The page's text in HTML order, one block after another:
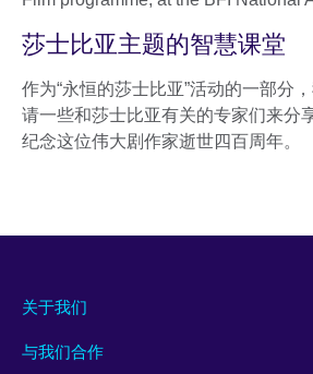
莎士比亚主题的智慧课堂
作为“永恒的莎士比亚”活动的一部分
请一些和莎士比亚有关的专家们来分
纪念这位伟大剧作家逝世四百周年。
关于我们
与我们合作